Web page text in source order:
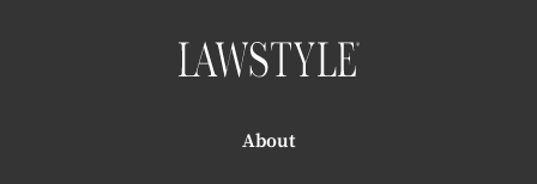
About